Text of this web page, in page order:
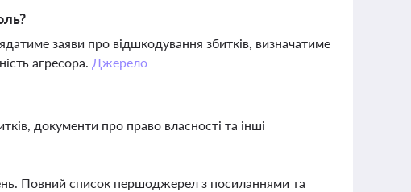
заяви про відшкодування збитків, визначатиме
агресора. Джерело
документи про право власності та інші
Повний список першоджерел з посиланнями та